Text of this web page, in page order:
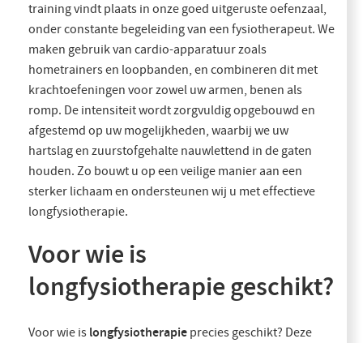
training vindt plaats in onze goed uitgeruste oefenzaal,
onder constante begeleiding van een fysiotherapeut. We
maken gebruik van cardio-apparatuur zoals
hometrainers en loopbanden, en combineren dit met
krachtoefeningen voor zowel uw armen, benen als
romp. De intensiteit wordt zorgvuldig opgebouwd en
afgestemd op uw mogelijkheden, waarbij we uw
hartslag en zuurstofgehalte nauwlettend in de gaten
houden. Zo bouwt u op een veilige manier aan een
sterker lichaam en ondersteunen wij u met effectieve
longfysiotherapie.
Voor wie is
longfysiotherapie geschikt?
Voor wie is longfysiotherapie precies geschikt? Deze